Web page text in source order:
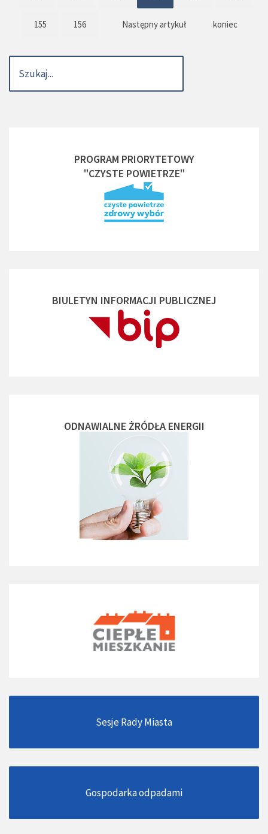
155 156 Następny artykuł koniec
PROGRAM PRIORYTETOWY
"CZYSTE POWIETRZE"
BIULETYN INFORMACJI PUBLICZNEJ
ODNAWIALNE ŻRÓDŁA ENERGII
Sesje Rady Miasta
Gospodarka odpadami